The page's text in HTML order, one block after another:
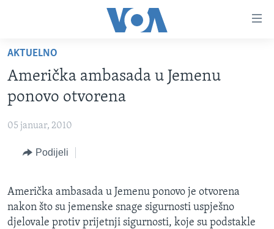
glavni
sadržaj
na
glavnu
navigaciju
TV PROGRAM
FOTOGRAFIJE DANA
VIJESTI
SJEDINJENE AMERIČKE DRŽAVE
SVIJET
NAUKA I TEHNOLOGIJA
KORUPCIJA
SLOBODA MEDIJA
AKTUELNO
Američka ambasada u Jemenu
ponovo otvorena
05 januar, 2010
Podijeli
Američka ambasada u Jemenu ponovo je otvorena
nakon što su jemenske snage sigurnosti uspješno
djelovale protiv prijetnji sigurnosti, koje su podstakle